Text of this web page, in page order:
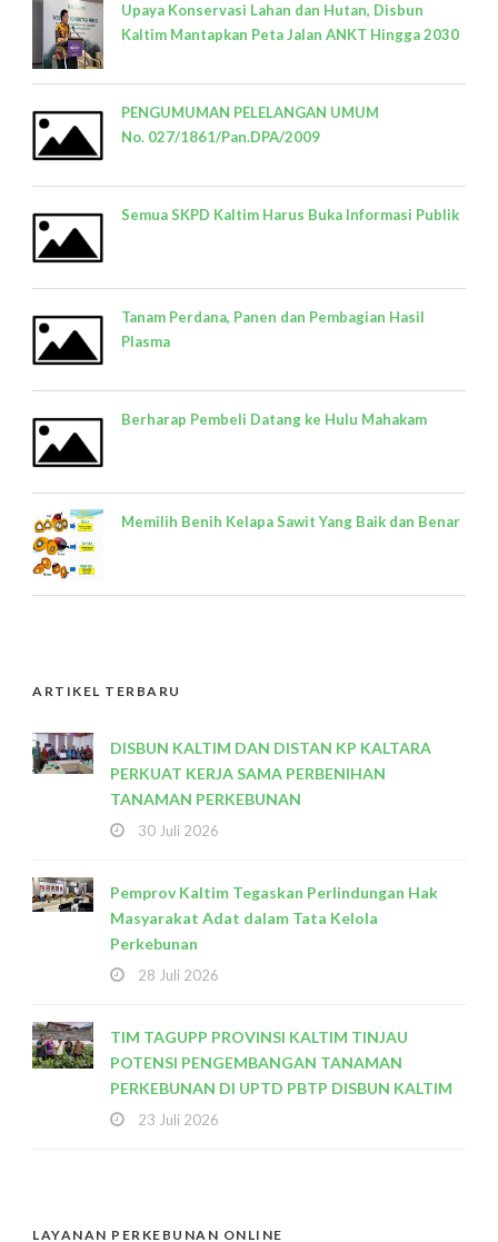
Upaya Konservasi Lahan dan Hutan, Disbun
Kaltim Mantapkan Peta Jalan ANKT Hingga 2030
PENGUMUMAN PELELANGAN UMUM
No. 027/1861/Pan.DPA/2009
Semua SKPD Kaltim Harus Buka Informasi Publik
Tanam Perdana, Panen dan Pembagian Hasil
Plasma
Berharap Pembeli Datang ke Hulu Mahakam
Memilih Benih Kelapa Sawit Yang Baik dan Benar
ARTIKEL TERBARU
DISBUN KALTIM DAN DISTAN KP KALTARA
PERKUAT KERJA SAMA PERBENIHAN
TANAMAN PERKEBUNAN
30 Juli 2026
Pemprov Kaltim Tegaskan Perlindungan Hak
Masyarakat Adat dalam Tata Kelola
Perkebunan
28 Juli 2026
TIM TAGUPP PROVINSI KALTIM TINJAU
POTENSI PENGEMBANGAN TANAMAN
PERKEBUNAN DI UPTD PBTP DISBUN KALTIM
23 Juli 2026
LAYANAN PERKEBUNAN ONLINE